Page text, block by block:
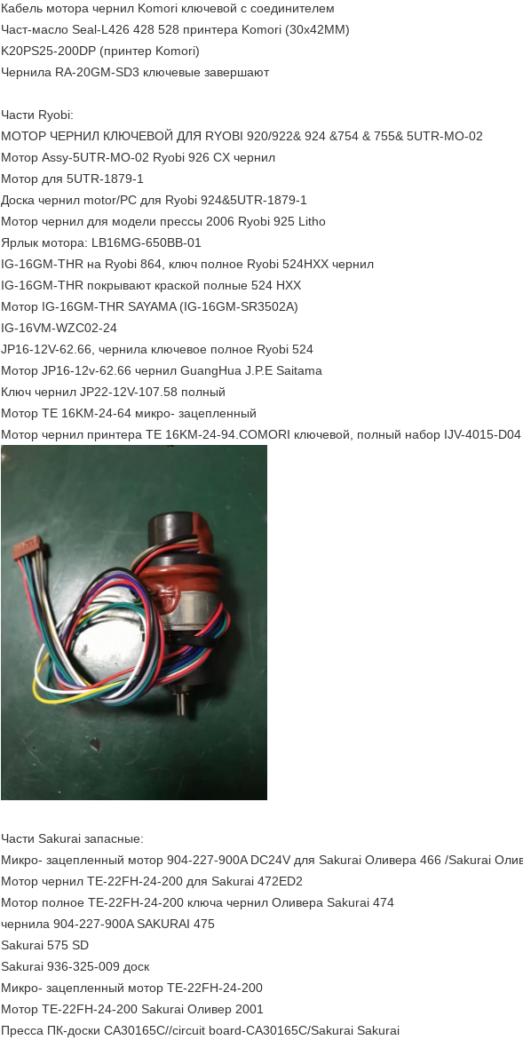
Кабель мотора чернил Komori ключевой с соединителем
Част-масло Seal-L426 428 528 принтера Komori (30x42MM)
K20PS25-200DP (принтер Komori)
Чернила RA-20GM-SD3 ключевые завершают
Части Ryobi:
МОТОР ЧЕРНИЛ КЛЮЧЕВОЙ ДЛЯ RYOBI 920/922& 924 &754 & 755& 5UTR-MO-02
Мотор Assy-5UTR-MO-02 Ryobi 926 CX чернил
Мотор для 5UTR-1879-1
Доска чернил motor/PC для Ryobi 924&5UTR-1879-1
Мотор чернил для модели прессы 2006 Ryobi 925 Litho
Ярлык мотора: LB16MG-650BB-01
IG-16GM-THR на Ryobi 864, ключ полное Ryobi 524HXX чернил
IG-16GM-THR покрывают краской полные 524 HXX
Мотор IG-16GM-THR SAYAMA (IG-16GM-SR3502A)
IG-16VM-WZC02-24
JP16-12V-62.66, чернила ключевое полное Ryobi 524
Мотор JP16-12v-62.66 чернил GuangHua J.P.E Saitama
Ключ чернил JP22-12V-107.58 полный
Мотор TE 16KM-24-64 микро- зацепленный
Мотор чернил принтера TE 16KM-24-94.COMORI ключевой, полный набор IJV-4015-D04
Части Sakurai запасные:
Микро- зацепленный мотор 904-227-900A DC24V для Sakurai Оливера 466 /Sakurai
Мотор чернил TE-22FH-24-200 для Sakurai 472ED2
Мотор полное TE-22FH-24-200 ключа чернил Оливера Sakurai 474
чернила 904-227-900A SAKURAI 475
Sakurai 575 SD
Sakurai 936-325-009 доск
Микро- зацепленный мотор TE-22FH-24-200
Мотор TE-22FH-24-200 Sakurai Оливер 2001
Пресса ПК-доски CA30165C//circuit board-CA30165C/Sakurai Sakurai